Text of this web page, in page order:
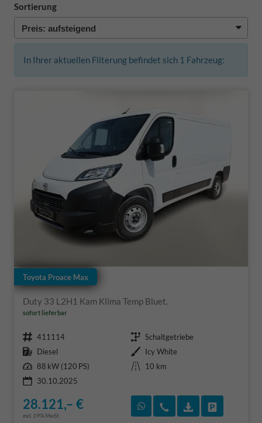
Sortierung
In Ihrer aktuellen Filterung befindet sich 1 Fahrzeug:
Toyota Proace Max
Duty 33 L2H1 Kam Klima Temp Bluet.
sofort lieferbar
Fahrzeugnr. 411114 Getriebe Schaltgetriebe
Kraftstoff Diesel Außenfarbe Icy White
Leistung 88 kW (120 PS) Kilometerstand
10 km
30.10.2025
28.121,– €
incl. 19% MwSt.
Rückruf vereinbaren
Wir rufen Sie an